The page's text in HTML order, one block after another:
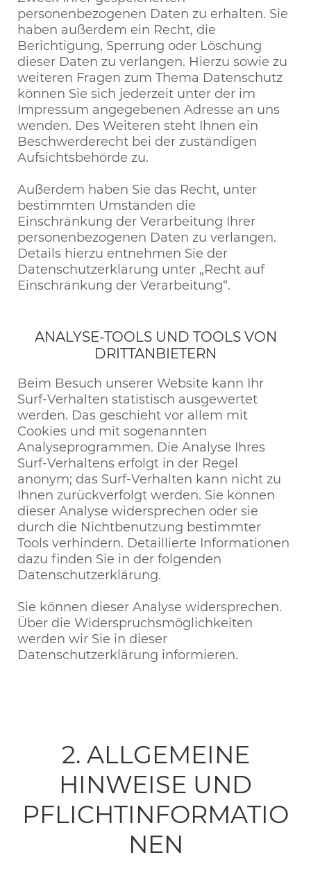
personenbezogenen Daten zu erhalten. Sie
haben außerdem ein Recht, die
Berichtigung, Sperrung oder Löschung
dieser Daten zu verlangen. Hierzu sowie zu
weiteren Fragen zum Thema Datenschutz
können Sie sich jederzeit unter der im
Impressum angegebenen Adresse an uns
wenden. Des Weiteren steht Ihnen ein
Beschwerderecht bei der zuständigen
Aufsichtsbehörde zu.
Außerdem haben Sie das Recht, unter
bestimmten Umständen die
Einschränkung der Verarbeitung Ihrer
personenbezogenen Daten zu verlangen.
Details hierzu entnehmen Sie der
Datenschutzerklärung unter „Recht auf
Einschränkung der Verarbeitung“.
ANALYSE-TOOLS UND TOOLS VON
DRITTANBIETERN
Beim Besuch unserer Website kann Ihr
Surf-Verhalten statistisch ausgewertet
werden. Das geschieht vor allem mit
Cookies und mit sogenannten
Analyseprogrammen. Die Analyse Ihres
Surf-Verhaltens erfolgt in der Regel
anonym; das Surf-Verhalten kann nicht zu
Ihnen zurückverfolgt werden. Sie können
dieser Analyse widersprechen oder sie
durch die Nichtbenutzung bestimmter
Tools verhindern. Detaillierte Informationen
dazu finden Sie in der folgenden
Datenschutzerklärung.
Sie können dieser Analyse widersprechen.
Über die Widerspruchsmöglichkeiten
werden wir Sie in dieser
Datenschutzerklärung informieren.
2. ALLGEMEINE
HINWEISE UND
PFLICHTINFORMATIO
NEN